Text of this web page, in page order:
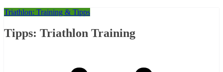
Triathlon: Training & Tipps
Tipps: Triathlon Training